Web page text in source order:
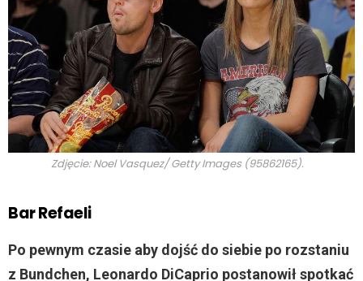
Zdjęcie: Noel Vasquez/ Getty Images (95862165).
Bar Refaeli
Po pewnym czasie aby dojść do siebie po rozstaniu
z Bundchen, Leonardo DiCaprio postanowił spotkać